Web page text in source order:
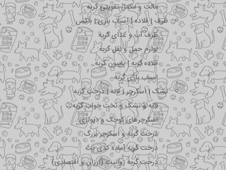
مالت و مکمل تقویتی گربه
ظرف | قلاده | اسباب بازی | باکس
ظرف آب و غذای گربه
لوازم حمل و نقل گربه
قلاده گربه | پاپیون گربه
اسباب بازی گربه
تشک | اسکرچر | لانه | درخت گربه
لانه و تشک و تخت خواب گربه
اسکرچرهای کوچک و دیواری
درخت گربه و اسکرچر بزرگ
درخت گربه آماده کدی پت
درخت گربه ژوانیت (ارزان و اقتصادی)